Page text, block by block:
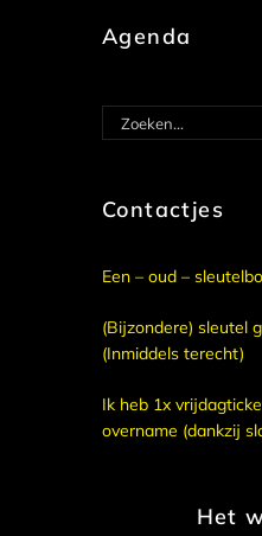
Agenda
Zoeken
naar:
Contactjes
(Bijzondere) sleutel
(Inmiddels terecht)
Ik heb 1x
overname (dankzij
Het